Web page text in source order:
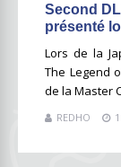
Second
présenté
Lors de la
The Legend
de la Master
REDHO